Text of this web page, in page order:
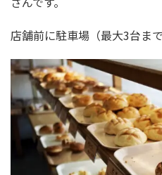
店舗前に駐車場（最大3台ま